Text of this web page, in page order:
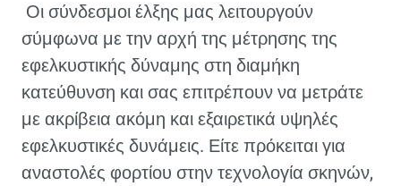
Οι σύνδεσμοι έλξης μας λειτουργούν
σύμφωνα με την αρχή της μέτρησης της
εφελκυστικής δύναμης στη διαμήκη
κατεύθυνση και σας επιτρέπουν να μετράτε
με ακρίβεια ακόμη και εξαιρετικά υψηλές
εφελκυστικές δυνάμεις. Είτε πρόκειται για
αναστολές φορτίου στην τεχνολογία σκηνών,